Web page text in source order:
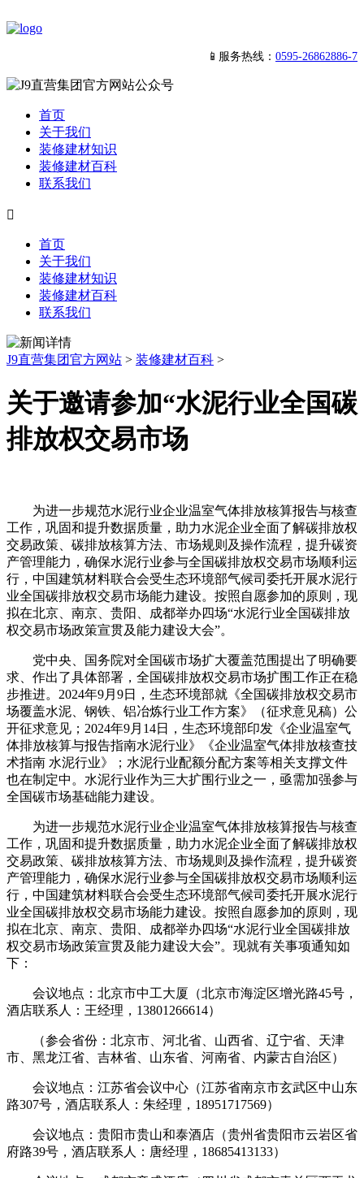
📱服务热线： 0595-26862886-7
首页
关于我们
装修建材知识
装修建材百科
联系我们

首页
关于我们
装修建材知识
装修建材百科
联系我们
J9直营集团官方网站 > 装修建材百科 >
关于邀请参加“水泥行业全国碳
排放权交易市场
为进一步规范水泥行业企业温室气体排放核算报告与核查
工作，巩固和提升数据质量，助力水泥企业全面了解碳排放权
交易政策、碳排放核算方法、市场规则及操作流程，提升碳资
产管理能力，确保水泥行业参与全国碳排放权交易市场顺利运
行，中国建筑材料联合会受生态环境部气候司委托开展水泥行
业全国碳排放权交易市场能力建设。按照自愿参加的原则，现
拟在北京、南京、贵阳、成都举办四场“水泥行业全国碳排放
权交易市场政策宣贯及能力建设大会”。
党中央、国务院对全国碳市场扩大覆盖范围提出了明确要
求、作出了具体部署，全国碳排放权交易市场扩围工作正在稳
步推进。2024年9月9日，生态环境部就《全国碳排放权交易市
场覆盖水泥、钢铁、铝冶炼行业工作方案》（征求意见稿）公
开征求意见；2024年9月14日，生态环境部印发《企业温室气
体排放核算与报告指南水泥行业》《企业温室气体排放核查技
术指南 水泥行业》；水泥行业配额分配方案等相关支撑文件
也在制定中。水泥行业作为三大扩围行业之一，亟需加强参与
全国碳市场基础能力建设。
为进一步规范水泥行业企业温室气体排放核算报告与核查
工作，巩固和提升数据质量，助力水泥企业全面了解碳排放权
交易政策、碳排放核算方法、市场规则及操作流程，提升碳资
产管理能力，确保水泥行业参与全国碳排放权交易市场顺利运
行，中国建筑材料联合会受生态环境部气候司委托开展水泥行
业全国碳排放权交易市场能力建设。按照自愿参加的原则，现
拟在北京、南京、贵阳、成都举办四场“水泥行业全国碳排放
权交易市场政策宣贯及能力建设大会”。现就有关事项通知如
下：
会议地点：北京市中工大厦（北京市海淀区增光路45号，
酒店联系人：王经理，13801266614）
（参会省份：北京市、河北省、山西省、辽宁省、天津
市、黑龙江省、吉林省、山东省、河南省、内蒙古自治区）
会议地点：江苏省会议中心（江苏省南京市玄武区中山东
路307号，酒店联系人：朱经理，18951717569）
会议地点：贵阳市贵山和泰酒店（贵州省贵阳市云岩区省
府路39号，酒店联系人：唐经理，18685413133）